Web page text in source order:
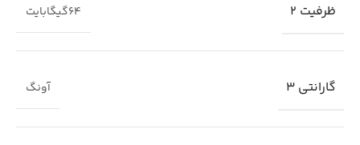
ظرفیت 2 64گیگابایت
گارانتی 3 آونگ